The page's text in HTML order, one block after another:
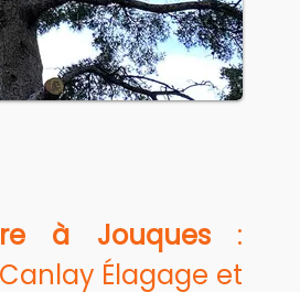
à Jouques :
Élagage et